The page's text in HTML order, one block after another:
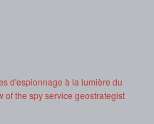
d'espionnage à la lumière du
of the spy service geostrategist